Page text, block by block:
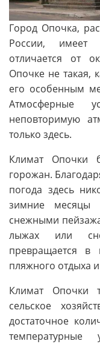
Город Опочка,
России, имеет
отличается от
Опочке не такая,
его особенным
Атмосферные
неповторимую
только здесь.
Климат Опочки
горожан.
погода здесь
зимние месяцы
снежными
лыжах или
превращается в
пляжного отдыха
Климат Опочки
сельское
достаточное
температурные